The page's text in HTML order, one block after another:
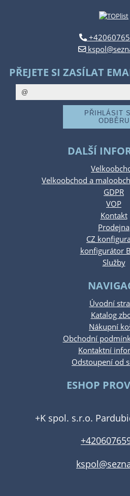
PŘEJETE SI ZASÍLAT
DALŠÍ
Velkoobchod a
GDPR
VOP
Kontakt
Prodejna
CZ
konfigurátor
Služby
Úvodní
Katalog
Nákupní
Obchodní
Kontaktní
Odstoupení od
ESHOP
+K spol. s.r.o.